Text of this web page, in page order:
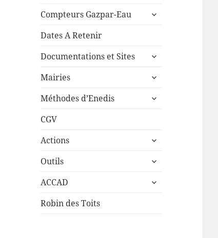
Compteurs Gazpar-Eau
ouvrir
Dates A Retenir
Documentations et Sites
ouvrir
sous-
Mairies
ouvrir
sous-
Méthodes d’Enedis
ouvrir
CGV
Actions
ouvrir
sous-
Outils
ouvrir
sous-
ACCAD
ouvrir
Robin des Toits